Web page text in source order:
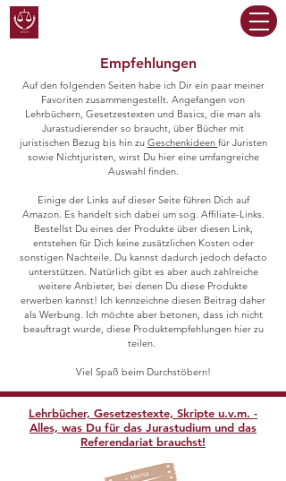
Empfehlungen
Auf den folgenden Seiten habe ich Dir ein paar meiner
Favoriten zusammengestellt. Angefangen von
Lehrbüchern, Gesetzestexten und Basics, die man als
Jurastudierender so braucht, über Bücher mit
juristischen Bezug bis hin zu Geschenkideen für Juristen
sowie Nichtjuristen, wirst Du hier eine umfangreiche
Auswahl finden.
Einige der Links auf dieser Seite führen Dich auf
Amazon. Es handelt sich dabei um sog. Affiliate-Links.
Bestellst Du eines der Produkte über diesen Link,
entstehen für Dich keine zusätzlichen Kosten oder
sonstigen Nachteile. Du kannst dadurch jedoch defacto
unterstützen. Natürlich gibt es aber auch zahlreiche
weitere Anbieter, bei denen Du diese Produkte
erwerben kannst! Ich kennzeichne diesen Beitrag daher
als Werbung. Ich möchte aber betonen, dass ich nicht
beauftragt wurde, diese Produktempfehlungen hier zu
teilen.
Viel Spaß beim Durchstöbern!
Lehrbücher, Gesetzestexte, Skripte u.v.m. -
Alles, was Du für das Jurastudium und das
Referendariat brauchst!